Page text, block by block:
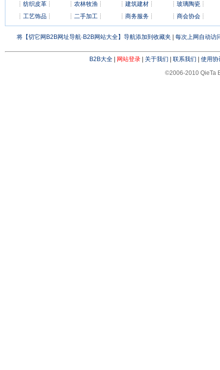
┊ 纺织皮革 ┊ ┊ 农林牧渔 ┊ ┊ 建筑建材 ┊ ┊ 玻璃陶瓷┊
┊ 工艺饰品 ┊ ┊ 二手加工 ┊ ┊ 商务服务 ┊ ┊ 商会协会┊
将【切它网B2B网址导航·B2B网站大全】导航添加到收藏夹 每次上网自动访
B2B大全| 网站登录| 关于我们 联系我们
使用协
©2006-2010 QieTa